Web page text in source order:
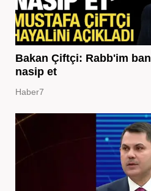
Bakan Çiftçi: Rabb'im
nasip et
Haber7